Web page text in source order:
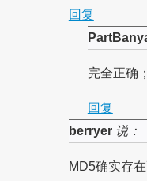
回复
完全正确
回复
berryer说：
MD5确实存